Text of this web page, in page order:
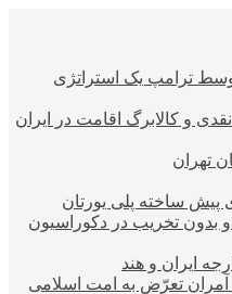
ترامپ یک استراتژی
و کالابرگ اقامت در ایران
تهران
پیش ساخته پلی یورتان
بدون تخریب در دکوراسیون
ایران و هند
آمران تعرّض به امت اسلامی